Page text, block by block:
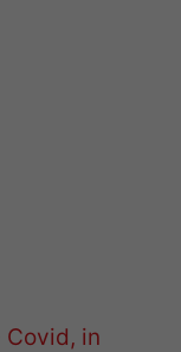
Covid, in